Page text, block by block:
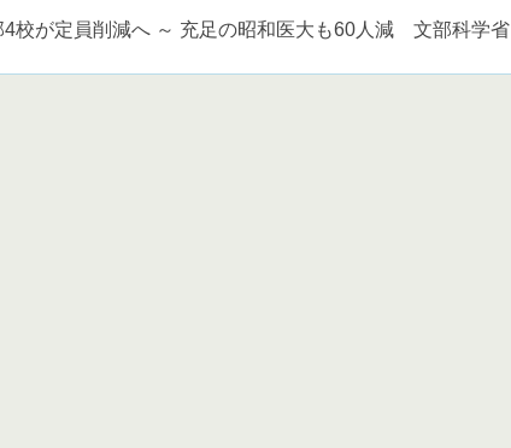
4校が定員削減へ ～ 充足の昭和医大も60人減 文部科学省